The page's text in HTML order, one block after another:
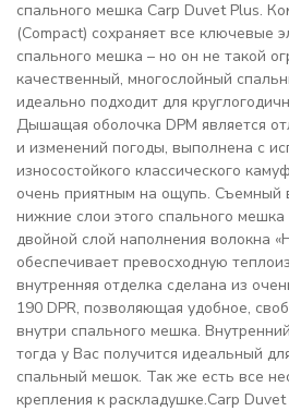
спального мешка Carp Duvet Plus.
(Compact) сохраняет все ключевые
спального мешка – но он не такой
качественный, многослойный
идеально подходит для
Дышащая оболочка DPM является
и изменений погоды, выполнена с
износостойкого классического
очень приятным на ощупь. Съемный
нижние слои этого спального
двойной слой наполнения волокна
обеспечивает превосходную
внутренняя отделка сделана из
190 DPR, позволяющая удобное,
внутри спального мешка.
тогда у Вас получится идеальный
спальный мешок. Так же есть все
крепления к раскладушке.Carp